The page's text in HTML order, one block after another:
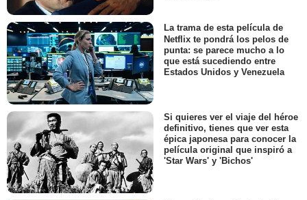
La trama de esta película de
Netflix te pondrá los pelos de
punta: se parece mucho a lo
que está sucediendo entre
Estados Unidos y Venezuela
Si quieres ver el viaje del héroe
definitivo, tienes que ver esta
épica japonesa para conocer la
película original que inspiró a
'Star Wars' y 'Bichos'